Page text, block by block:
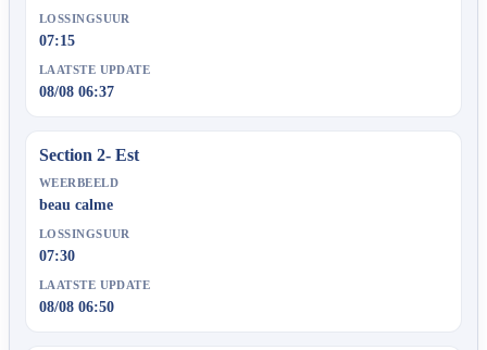
LOSSINGSUUR
07:15
LAATSTE UPDATE
08/08 06:37
Section 2- Est
WEERBEELD
beau calme
LOSSINGSUUR
07:30
LAATSTE UPDATE
08/08 06:50